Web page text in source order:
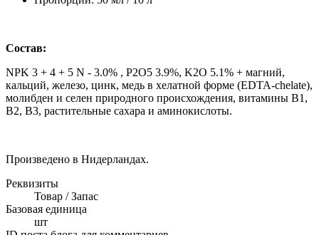
Состав:
NPK 3 + 4 + 5 N - 3.0% , P2O5 3.9%, K2O 5.1% + магний,
кальций, железо, цинк, медь в хелатной форме (EDTA-chelate),
молибден и селен природного происхождения, витамины B1,
B2, B3, растительные сахара и аминокислоты.
Произведено в Нидерландах.
Реквизиты
Товар / Запас
Базовая единица
шт